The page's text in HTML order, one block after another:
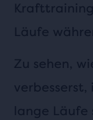
Läufe
Zu sehen,
verbesserst,
lange Läufe